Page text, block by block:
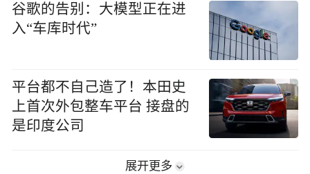
谷歌的告别：大模型正在进
入“车库时代”
平台都不自己造了！本田史
上首次外包整车平台 接盘的
是印度公司
展开更多